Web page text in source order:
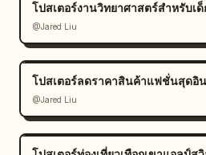
โปสเตอร์งานวิทยาศาสตร์สำหรับเ
@Jared Liu
โปสเตอร์ลดราคาสินค้าแฟชั่นสุดอิ
@Jared Liu